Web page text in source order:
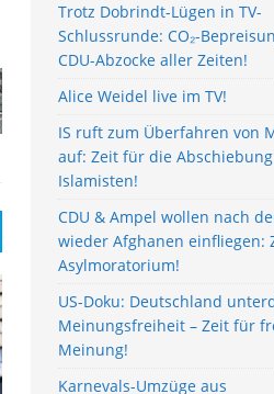
Trotz Dobrindt-Lügen in TV-
Schlussrunde: CO₂-
CDU-Abzocke aller Zeiten!
Alice Weidel live im TV!
IS ruft zum Überfahren von
auf: Zeit für die
Islamisten!
CDU & Ampel wollen nach
wieder Afghanen einfliegen:
Asylmoratorium!
US-Doku: Deutschland
Meinungsfreiheit – Zeit für
Meinung!
Karnevals-Umzüge aus